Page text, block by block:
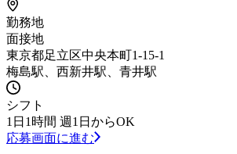
勤務地
面接地
東京都足立区中央本町1-15-1
梅島駅、西新井駅、青井駅
シフト
1日1時間 週1日からOK
応募画面に進む